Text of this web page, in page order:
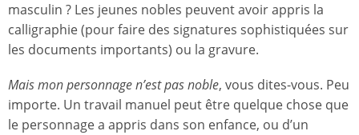
masculin ? Les jeunes nobles peuvent avoir appris la
calligraphie (pour faire des signatures sophistiquées sur
les documents importants) ou la gravure.
Mais mon personnage n’est pas noble, vous dites-vous. Peu
importe. Un travail manuel peut être quelque chose que
le personnage a appris dans son enfance, ou d’un